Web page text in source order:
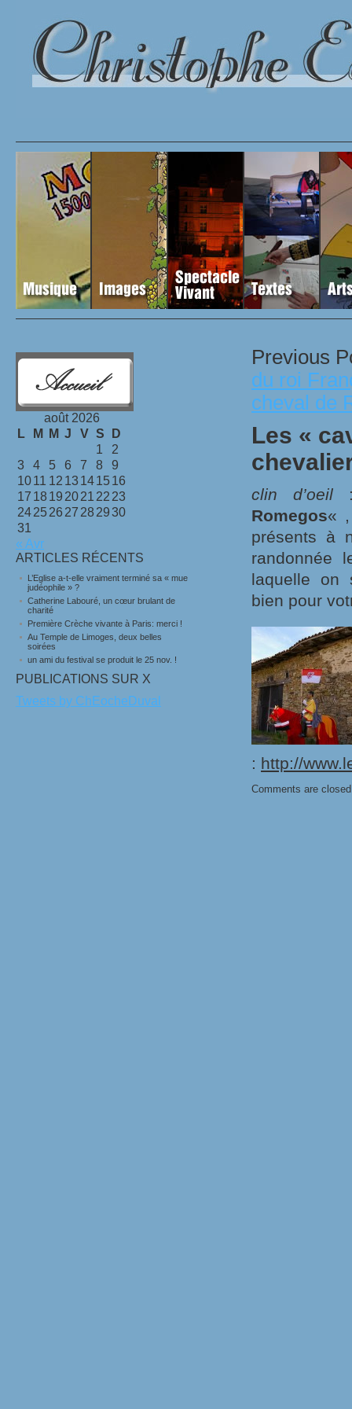
Previous
du roi
cheval de
Les «
clin d’oeil
Romegos« ,
présents à
randonnée
laquelle on
bien pour
: http://
Comments are
août 2026
L
M M J V S
D
1
2
3
4 5 6 7 8
9
1011 12 13141516
17 1819 2021 22 23
242526 27 282930
31
« Avr
ARTICLES RÉCENTS
L’Eglise a-t-elle vraiment terminé sa « mue
judéophile » ?
Catherine Labouré, un cœur brulant de
charité
Première Crèche vivante à Paris: merci !
Au Temple de Limoges, deux belles
soirées
un ami du festival se produit le 25 nov. !
PUBLICATIONS SUR X
Tweets by ChEocheDuval